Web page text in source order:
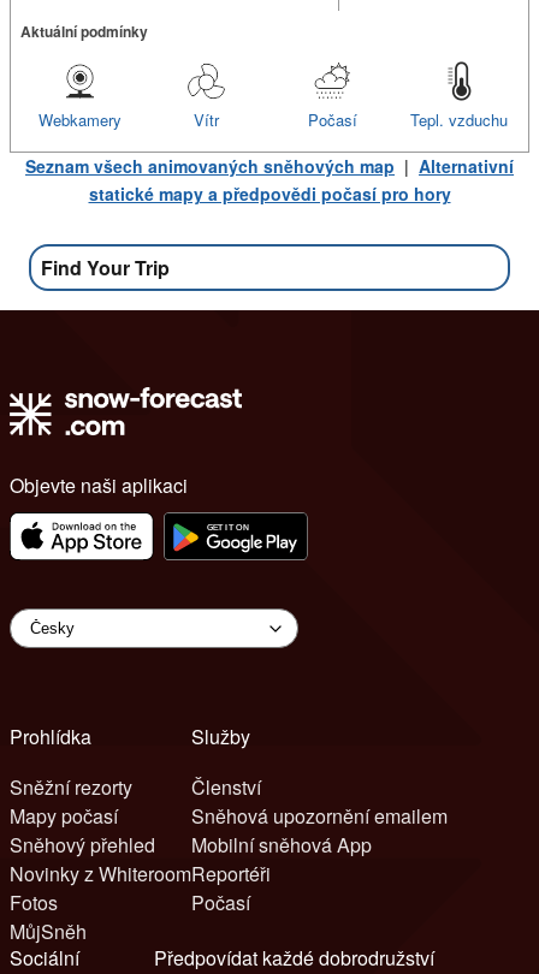
Aktuální podmínky
Tepl. vzduchu
Počasí
Vítr
Webkamery
Seznam všech animovaných sněhových map | Alternativní
statické mapy a předpovědi počasí pro hory
Find Your Trip
Objevte naši aplikaci
Prohlídka
Sněžní rezorty
Mapy počasí
Sněhový přehled
Novinky z Whiteroom
Fotos
MůjSněh
Služby
Členství
Sněhová upozornění emailem
Mobilní sněhová App
Reportéři
Počasí
Sociální
Předpovídat každé dobrodružství